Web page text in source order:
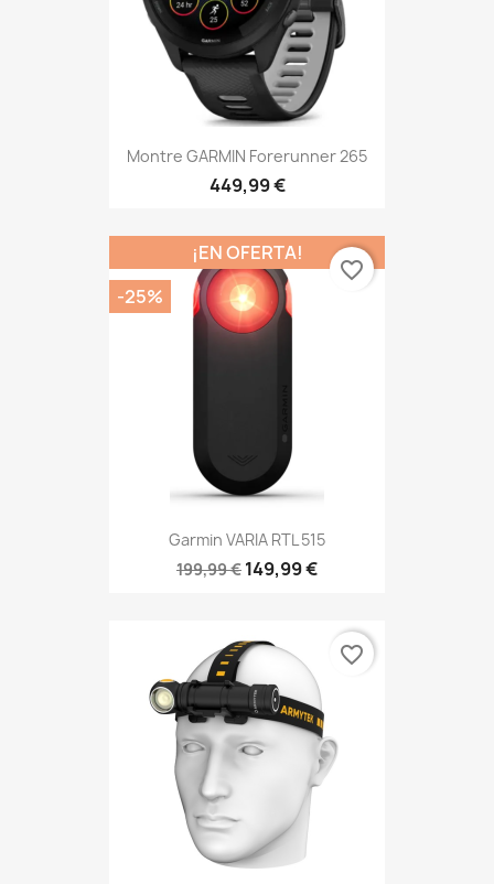
Montre GARMIN Forerunner 265
449,99 €
Garmin VARIA RTL 515
199,99 € 149,99 €
¡EN OFERTA!
-25%
favorite_border
favorite_border